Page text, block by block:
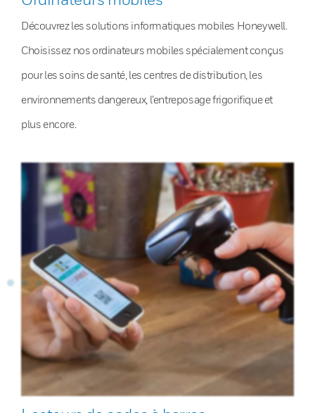
Découvrez les solutions informatiques mobiles Honeywell.
Choisissez nos ordinateurs mobiles spécialement conçus
pour les soins de santé, les centres de distribution, les
environnements dangereux, l’entreposage frigorifique et
plus encore.